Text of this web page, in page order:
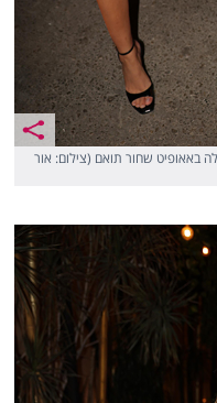
באאופיט שחור תואם (צילום: אור